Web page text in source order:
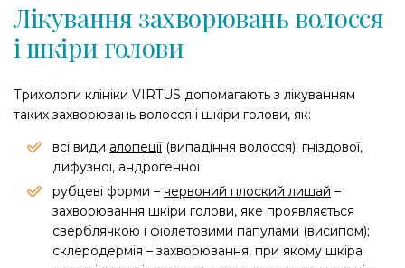
Лікування захворювань волосся
і шкіри голови
Трихологи клініки VIRTUS допомагають з лікуванням
таких захворювань волосся і шкіри голови, як:
всі види алопеції(випадіння волосся): гніздової,
дифузної, андрогенної
рубцевi форми – червоний плоский лишай –
захворювання шкіри голови, яке проявляється
сверблячкою і фіолетовими папулами (висипом);
склеродермія – захворювання, при якому шкіра